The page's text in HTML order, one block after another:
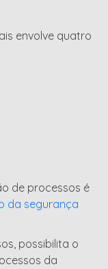
envolve quatro
de processos é
da segurança
possibilita o
da